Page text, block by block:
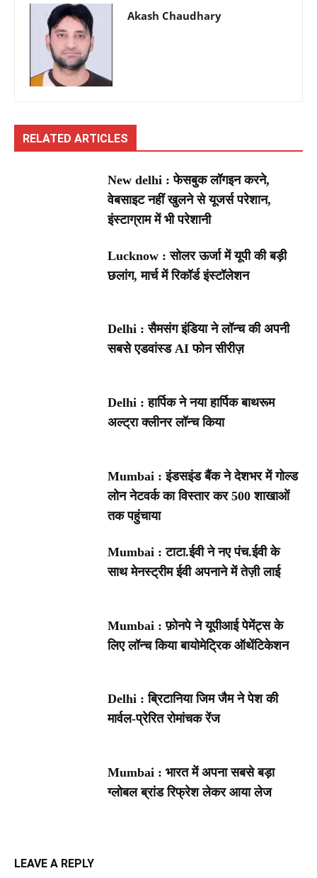
Akash Chaudhary
RELATED ARTICLES
New delhi : फेसबुक लॉगइन करने,
वेबसाइट नहीं खुलने से यूजर्स परेशान,
इंस्टाग्राम में भी परेशानी
Lucknow : सोलर ऊर्जा में यूपी की बड़ी
छलांग, मार्च में रिकॉर्ड इंस्टॉलेशन
Delhi : सैमसंग इंडिया ने लॉन्च की अपनी
सबसे एडवांस्ड AI फोन सीरीज़
Delhi : हार्पिक ने नया हार्पिक बाथरूम
अल्ट्रा क्लीनर लॉन्च किया
Mumbai : इंडसइंड बैंक ने देशभर में गोल्ड
लोन नेटवर्क का विस्तार कर 500 शाखाओं
तक पहुंचाया
Mumbai : टाटा.ईवी ने नए पंच.ईवी के
साथ मेनस्ट्रीम ईवी अपनाने में तेज़ी लाई
Mumbai : फ़ोनपे ने यूपीआई पेमेंट्स के
लिए लॉन्च किया बायोमेट्रिक ऑथेंटिकेशन
Delhi : ब्रिटानिया जिम जैम ने पेश की
मार्वल-प्रेरित रोमांचक रेंज
Mumbai : भारत में अपना सबसे बड़ा
ग्लोबल ब्रांड रिफ्रेश लेकर आया लेज
LEAVE A REPLY